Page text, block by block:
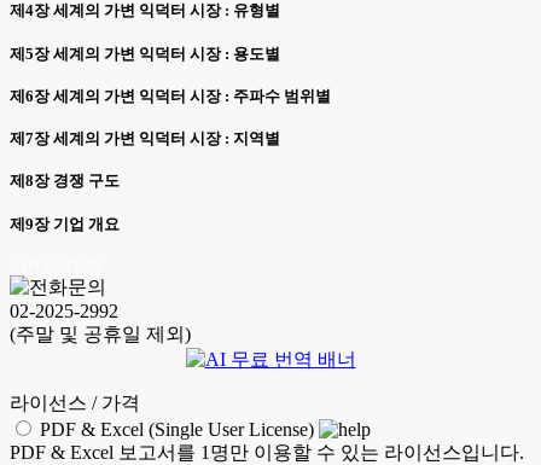
제4장 세계의 가변 익덕터 시장 : 유형별
제5장 세계의 가변 익덕터 시장 : 용도별
제6장 세계의 가변 익덕터 시장 : 주파수 범위별
제7장 세계의 가변 익덕터 시장 : 지역별
제8장 경쟁 구도
제9장 기업 개요
02-2025-2992
(주말 및 공휴일 제외)
라이선스 / 가격
PDF & Excel (Single User License)
PDF & Excel 보고서를 1명만 이용할 수 있는 라이선스입니다.